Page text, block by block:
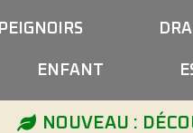
PEIGNOIRS
ENFANT
NOUVEAU :